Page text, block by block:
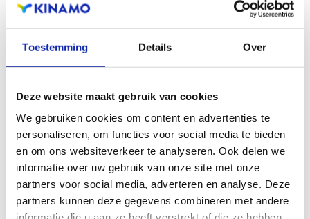
Toestemming Details Over
Deze website maakt gebruik van cookies
We gebruiken cookies om content en advertenties te
personaliseren, om functies voor social media te bieden
en om ons websiteverkeer te analyseren. Ook delen we
informatie over uw gebruik van onze site met onze
partners voor social media, adverteren en analyse. Deze
partners kunnen deze gegevens combineren met andere
Outgoing server(SMTP): 465